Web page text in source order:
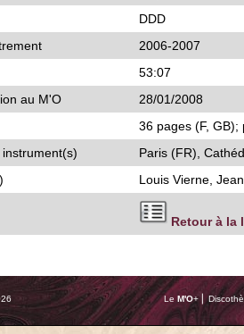
DDD
2006-2007
53:07
au M'O
28/01/2008
36 pages (F,
Paris (FR),
Louis Vierne,
Retour à la
Le M'O+ ⎢